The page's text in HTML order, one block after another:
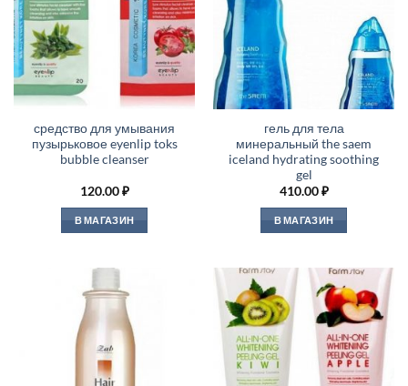
средство для умывания
пузырьковое eyenlip toks
bubble cleanser
120.00₽
В МАГАЗИН
гель для тела
минеральный the saem
iceland hydrating soothing
gel
410.00₽
В МАГАЗИН